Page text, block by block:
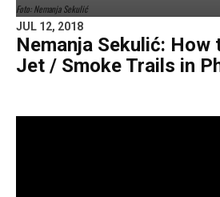
Foto: Nemanja Sekulić
JUL 12, 2018
Nemanja Sekulić: How
Jet / Smoke Trails in